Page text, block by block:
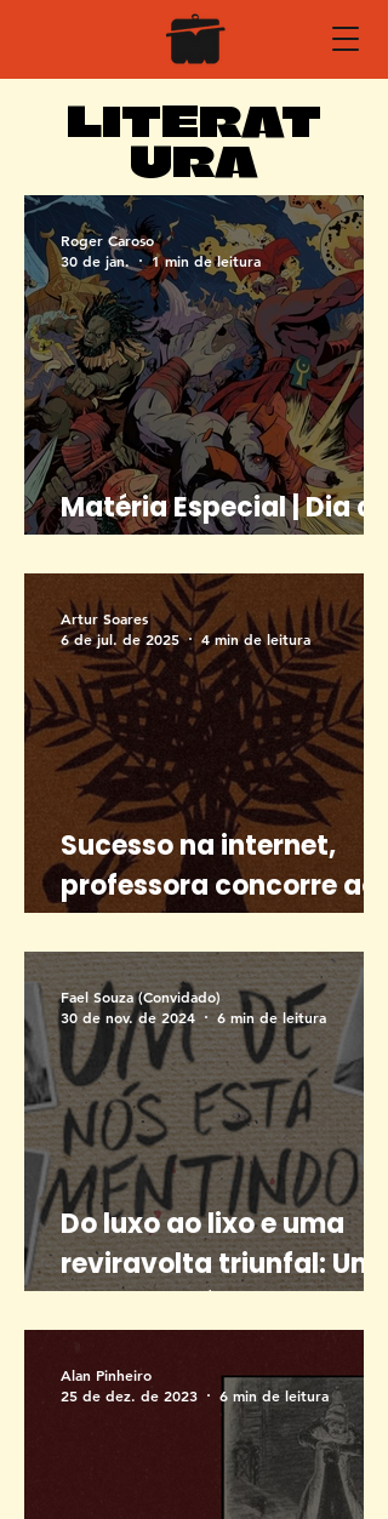
LITERAT
URA
Matéria Especial | Dia do
Quadrinho Nacional
Roger Caroso
30 de jan.
1 min de leitura
Sucesso na internet,
professora concorre ao
prêmio de afroliteratura
‘Erê Dendê’
Artur Soares
6 de jul. de 2025
4 min de leitura
Do luxo ao lixo e uma
reviravolta triunfal: Uma
resenha crítica sobre a
Fael Souza (Convidado)
30 de nov. de 2024
6 min de leitura
Alan Pinheiro
25 de dez. de 2023
6 min de leitura